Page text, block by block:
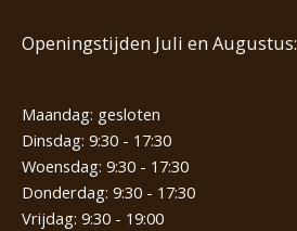
Openingstijden Juli en Augustus:
Maandag: gesloten
Dinsdag: 9:30 - 17:30
Woensdag: 9:30 - 17:30
Donderdag: 9:30 - 17:30
Vrijdag: 9:30 - 19:00